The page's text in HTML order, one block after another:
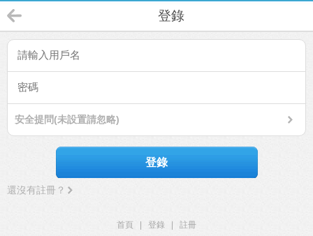
登錄
安全提問(未設置請忽略)
登錄
還沒有註冊？
首頁 登錄
註冊